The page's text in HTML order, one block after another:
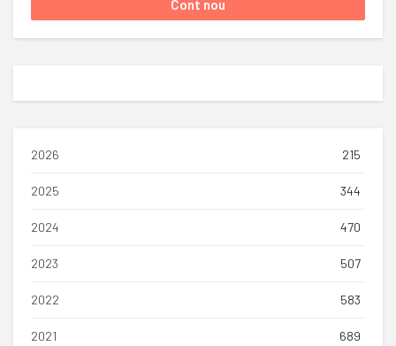
2026 215
2025 344
2024 470
2023 507
2022 583
2021 689